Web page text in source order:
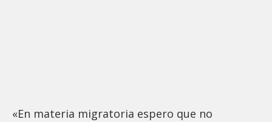
«En materia migratoria espero que no